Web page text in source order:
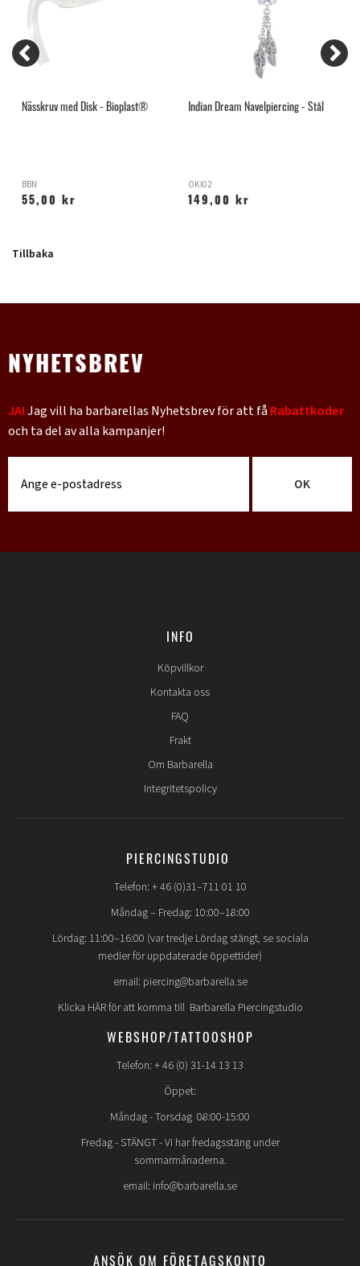
Nässkruv med Disk - Bioplast®
BBN
55,00 kr
Indian Dream Navelpiercing - Stål
OKI02
149,00 kr
Tillbaka
NYHETSBREV
JA!Jag vill ha barbarellas Nyhetsbrev för att fåRabattkoder
och ta del av alla kampanjer!
OK
INFO
Köpvillkor
Kontakta oss
FAQ
Frakt
Om Barbarella
Integritetspolicy
PIERCINGSTUDIO
Telefon: + 46 (0)31–711 01 10
Måndag – Fredag: 10:00–18:00
Lördag: 11:00–16:00 (var tredje Lördag stängt, se sociala
medier för uppdaterade öppettider)
email: piercing@barbarella.se
Klicka HÄR för att komma till Barbarella Piercingstudio
WEBSHOP/TATTOOSHOP
Telefon: + 46 (0) 31-14 13 13
Öppet:
Måndag - Torsdag 08:00-15:00
Fredag - STÄNGT- Vi har fredagsstäng under
sommarmånaderna.
email: info@barbarella.se
ANSÖK OM FÖRETAGSKONTO